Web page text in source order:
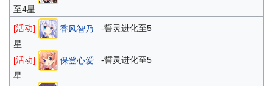
至4星
[活动] 香风智乃
-誓灵进化至5
星
[活动]
保登心爱
-誓灵进化至5
星